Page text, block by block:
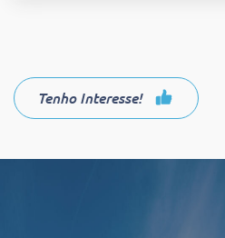
Tenho Interesse!